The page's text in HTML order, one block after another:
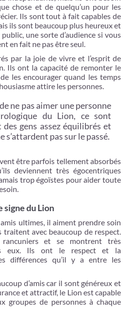
chose et de quelqu’un pour les
Ils sont tout à fait capables de
ils sont beaucoup plus heureux et
une sorte d’audience si vous
en fait ne pas être seul.
par la joie de vivre et l’esprit de
Ils ont la capacité de remonter le
les encourager quand les temps
attire les personnes.
ne pas aimer une personne
du Lion, ce sont
des gens assez équilibrés et
s’attardent pas sur le passé.
être parfois tellement absorbés
deviennent très égocentriques
trop égoïstes pour aider toute
signe du Lion
ultimes, il aiment prendre soin
traitent avec beaucoup de respect.
et se montrent très
eux. Ils ont le respect et la
différences qu’il y a entre les
d’amis car il sont généreux et
et attractif, le Lion est capable
groupes de personnes à chaque